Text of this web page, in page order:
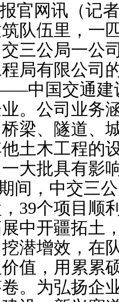
网讯（记
队伍里，一
三公局一公
局有限公司
中国交通建
。公司业务
梁、隧道、
土木工程的
大批具有影
，中交三公
39个项目顺
中开疆拓土
潜增效，在
值，用累累
。为弘扬企